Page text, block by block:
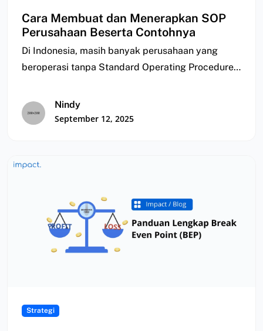
Cara Membuat dan Menerapkan SOP
Perusahaan Beserta Contohnya
Di Indonesia, masih banyak perusahaan yang
beroperasi tanpa Standard Operating Procedure
Nindy
September 12, 2025
Strategi